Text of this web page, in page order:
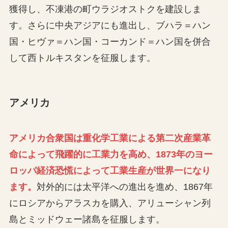
獲得し、不凍港の町ウラジオストクを建設しま
す。さらに中央アジアにも進出し、ブハラ＝ハン
国・ヒヴァ＝ハン国・コーカンド＝ハン国を併合
して西トルキスタンを征服します。
アメリカ
アメリカ合衆国は重化学工業による第二次産業革
命によって飛躍的に工業力を高め、1873年のヨー
ロッパ経済恐慌によって工業生産が世界一になり
ます。 対外的には太平洋への進出を進め、1867年
にロシアからアラスカを購入、アリューシャン列
島とミッドウェー諸島を征服します。